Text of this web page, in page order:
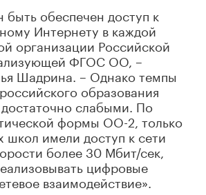
быть обеспечен доступ к
Интернету в каждой
организации Российской
ФГОС ОО, –
Шадрина. – Однако темпы
образования
слабыми. По
формы ОО-2, только
школ имели доступ к сети
более 30 Мбит/сек,
цифровые
взаимодействие».